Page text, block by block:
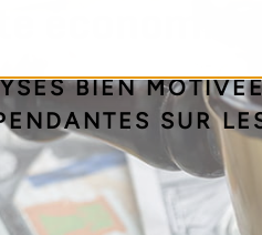
BIEN
SUR